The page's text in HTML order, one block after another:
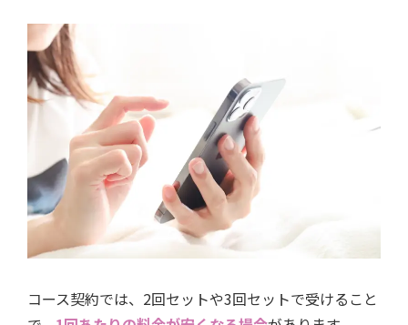
コース契約では、2回セットや3回セットで受けること